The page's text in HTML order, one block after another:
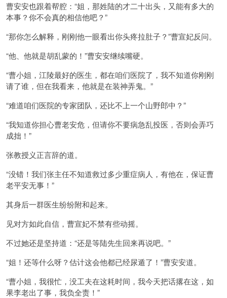
曹安安也跟着帮腔：“姐，那姓陆的才二十出头，又能有多大的
本事？你不会真的相信他吧？”
“那你怎么解释，刚刚他一眼看出你头疼拉肚子？”曹宣妃反问。
“他、他就是胡乱蒙的！”曹安安继续嘴硬。
“曹小姐，江陵最好的医生，都在咱们医院了，我不知道你刚刚
请了谁，但在我看来，他就是在装神弄鬼。”
“难道咱们医院的专家团队，还比不上一个山野郎中？”
“我知道你担心曹老安危，但请你不要病急乱投医，否则会弄巧
成拙！”
张教授义正言辞的道。
“没错！我们张主任不知道救过多少重症病人，有他在，保证曹
老平安无事！”
其身后一群医生纷纷附和起来。
见对方如此自信，曹宣妃不禁有些动摇。
不过她还是坚持道：“还是等陆先生回来再说吧。”
“姐！还等什么呀？估计这会他都已经尿遁了！”曹安安道。
“曹小姐，我很忙，没工夫在这耗时间，我今天把话撂在这，如
果李老出了事，我负全责！”